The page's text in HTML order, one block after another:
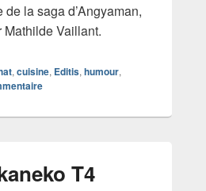
la saga d’Angyaman,
Vaillant.
, cuisine, Editis, humour,
T4